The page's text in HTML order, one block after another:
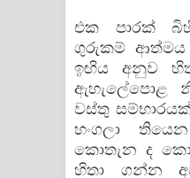
එක පාරක්
ගුරුකම් ආත්මය
ඉඟිය අනුව
ඇහැලේපොළ
වස්තු
හංගලා
කොතැන ද
හිතා ගන්න